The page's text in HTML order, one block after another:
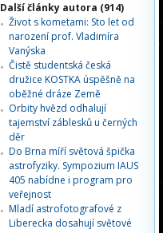
Další články autora (914)
Život s kometami: Sto let od
narození prof. Vladimíra
Vanýska
Čistě studentská česká
družice KOSTKA úspěšně na
oběžné dráze Země
Orbity hvězd odhalují
tajemství záblesků u černých
děr
Do Brna míří světová špička
astrofyziky. Sympozium IAUS
405 nabídne i program pro
veřejnost
Mladí astrofotografové z
Liberecka dosahují světové